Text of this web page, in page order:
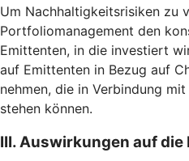
Um Nachhaltigkeitsrisiken zu
Portfoliomanagement den
Emittenten, in die investiert
auf Emittenten in Bezug auf
nehmen, die in Verbindung
stehen können.
III. Auswirkungen auf die